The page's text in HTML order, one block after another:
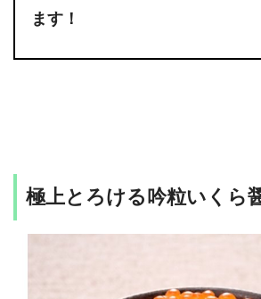
ます！
極上とろける吟粒いくら